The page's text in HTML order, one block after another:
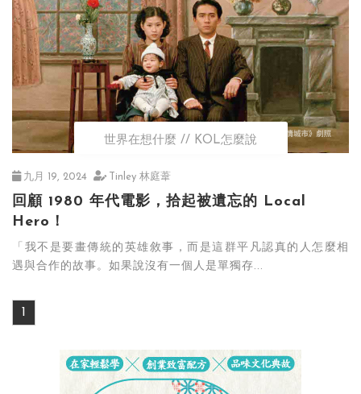
世界在想什麼 KOL怎麼說
九月 19, 2024 Tinley 林庭葦
回顧 1980 年代電影，拾起被遺忘的 Local
Hero！
「我不是要畫傳統的英雄敘事，而是這群平凡認真的人怎麼相
遇與合作的故事。如果說沒有一個人是單獨存...
1